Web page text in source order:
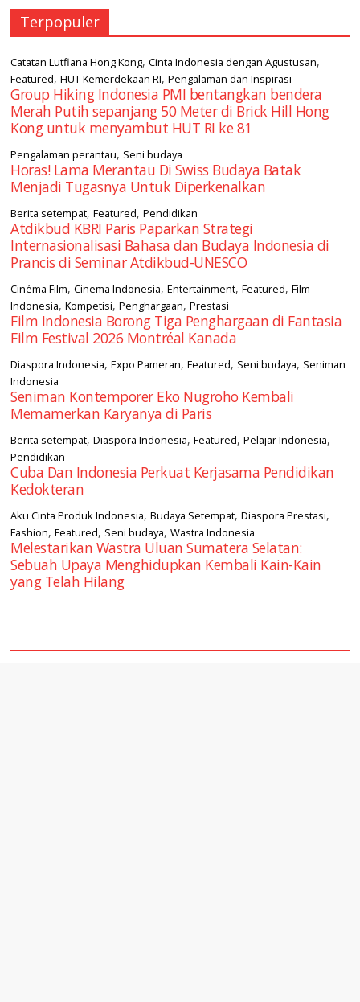
Terpopuler
Catatan Lutfiana Hong Kong,Cinta Indonesia dengan Agustusan,
Featured,HUT Kemerdekaan RI,Pengalaman dan Inspirasi
Group Hiking Indonesia PMI bentangkan bendera
Merah Putih sepanjang 50 Meter di Brick Hill Hong
Kong untuk menyambut HUT RI ke 81
Pengalaman perantau, Seni budaya
Horas! Lama Merantau Di Swiss Budaya Batak
Menjadi Tugasnya Untuk Diperkenalkan
Berita setempat,Featured,Pendidikan
Atdikbud KBRI Paris Paparkan Strategi
Internasionalisasi Bahasa dan Budaya Indonesia di
Prancis di Seminar Atdikbud-UNESCO
Cinéma Film,Cinema Indonesia,Entertainment,Featured,Film
Indonesia,Kompetisi,Penghargaan,Prestasi
Film Indonesia Borong Tiga Penghargaan di Fantasia
Film Festival 2026 Montréal Kanada
Diaspora Indonesia,Expo Pameran,Featured, Seni budaya, Seniman
Indonesia
Seniman Kontemporer Eko Nugroho Kembali
Memamerkan Karyanya di Paris
Berita setempat,Diaspora Indonesia,Featured,Pelajar Indonesia,
Pendidikan
Cuba Dan Indonesia Perkuat Kerjasama Pendidikan
Kedokteran
Aku Cinta Produk Indonesia,Budaya Setempat,Diaspora Prestasi,
Fashion,Featured, Seni budaya,Wastra Indonesia
Melestarikan Wastra Uluan Sumatera Selatan:
Sebuah Upaya Menghidupkan Kembali Kain-Kain
yang Telah Hilang